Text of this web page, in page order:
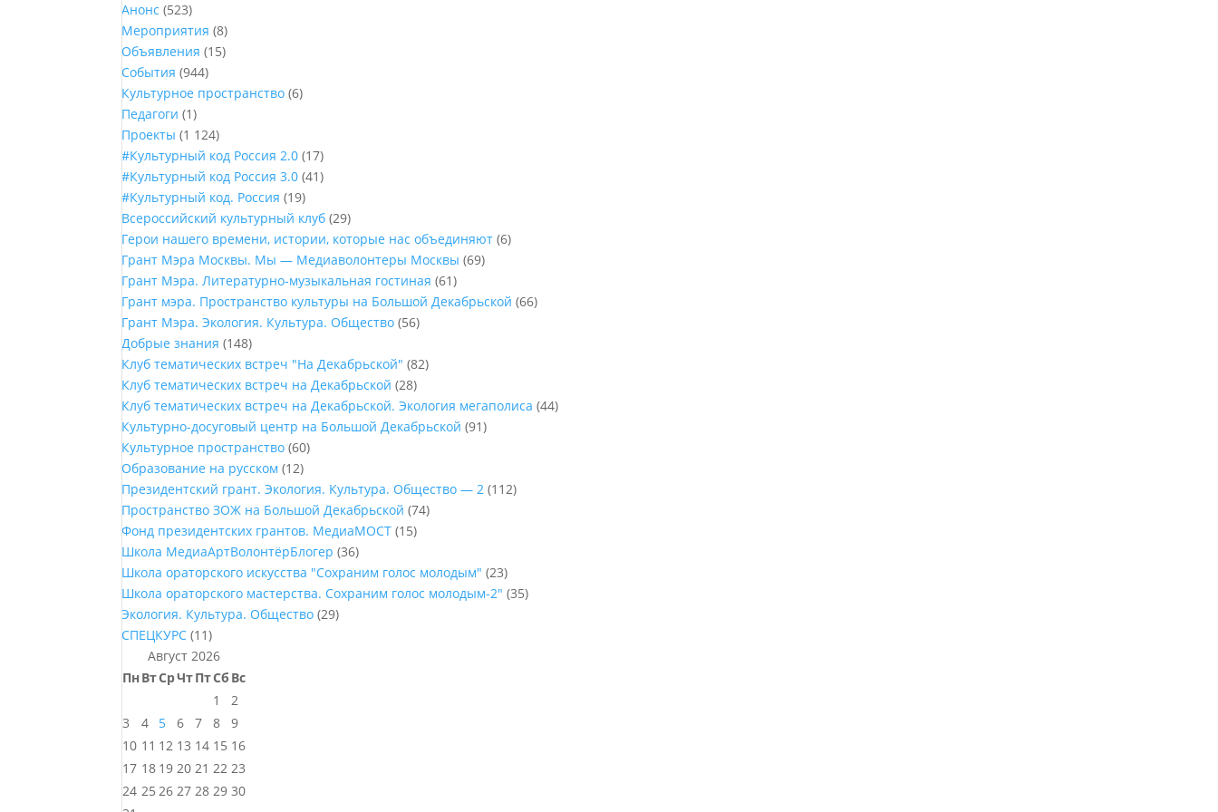
Анонс (523)
Мероприятия (8)
Объявления (15)
События (944)
Культурное пространство (6)
Педагоги (1)
Проекты (1 124)
#Культурный код Россия 2.0 (17)
#Культурный код Россия 3.0 (41)
#Культурный код. Россия (19)
Всероссийский культурный клуб (29)
Герои нашего времени, истории, которые нас объединяют (6)
Грант Мэра Москвы. Мы — Медиаволонтеры Москвы (69)
Грант Мэра. Литературно-музыкальная гостиная (61)
Грант мэра. Пространство культуры на Большой Декабрьской (66)
Грант Мэра. Экология. Культура. Общество (56)
Добрые знания (148)
Клуб тематических встреч "На Декабрьской" (82)
Клуб тематических встреч на Декабрьской (28)
Клуб тематических встреч на Декабрьской. Экология мегаполиса (44)
Культурно-досуговый центр на Большой Декабрьской (91)
Культурное пространство (60)
Образование на русском (12)
Президентский грант. Экология. Культура. Общество — 2 (112)
Пространство ЗОЖ на Большой Декабрьской (74)
Фонд президентских грантов. МедиаМОСТ (15)
Школа МедиаАртВолонтёрБлогер (36)
Школа ораторского искусства "Сохраним голос молодым" (23)
Школа ораторского мастерства. Сохраним голос молодым-2" (35)
Экология. Культура. Общество (29)
СПЕЦКУРС (11)
Август 2026
ПнВтСрЧтПтСб Вс
1
2
3
4 5 6 7 8
9
10 11 12 13 14 15 16
17 18 19 20 21 22 23
24 25 26 27 28 29 30